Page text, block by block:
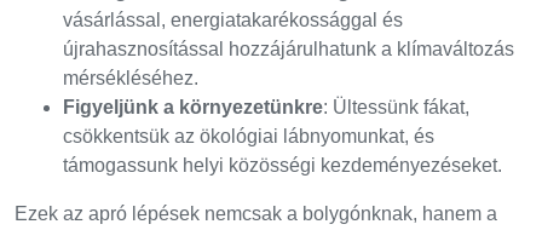
vásárlással, energiatakarékossággal és
újrahasznosítással hozzájárulhatunk a klímaváltozás
mérsékléséhez.
Figyeljünk a környezetünkre: Ültessünk fákat,
csökkentsük az ökológiai lábnyomunkat, és
támogassunk helyi közösségi kezdeményezéseket.
Ezek az apró lépések nemcsak a bolygónknak, hanem a